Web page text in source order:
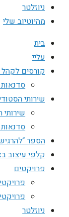
ניוזלטר
מהיוטיוב שלי
בית
עליי
קורסים
שירותי
שירותי
הספר
קלפי עיצוב
פרויקטים
ניוזלטר